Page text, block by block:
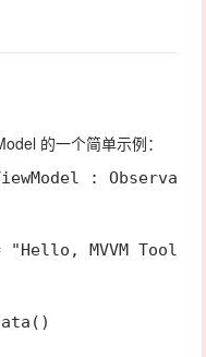
的一个简单示例：
:
"Hello, MVVM